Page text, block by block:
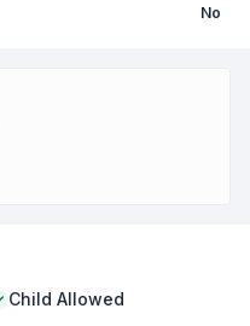
No
Child Allowed